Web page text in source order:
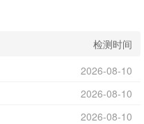
检测时间
2026-08-10
2026-08-10
2026-08-10